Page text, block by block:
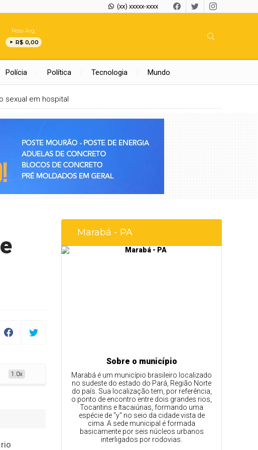
(xx) xxxxx-xxxx
Peso Arg.
R$ 0,00
Polícia Política Tecnologia Mundo
sexual em hospital
de Marabá
1.0x
Marabá - PA
Sobre o município
Marabá é um município brasileiro localizado
no sudeste do estado do Pará, Região Norte
do país. Sua localização tem, por referência,
o ponto de encontro entre dois grandes rios,
Tocantins e Itacaiúnas, formando uma
espécie de "y" no seio da cidade vista de
cima. A sede municipal é formada
basicamente por seis núcleos urbanos
interligados por rodovias.